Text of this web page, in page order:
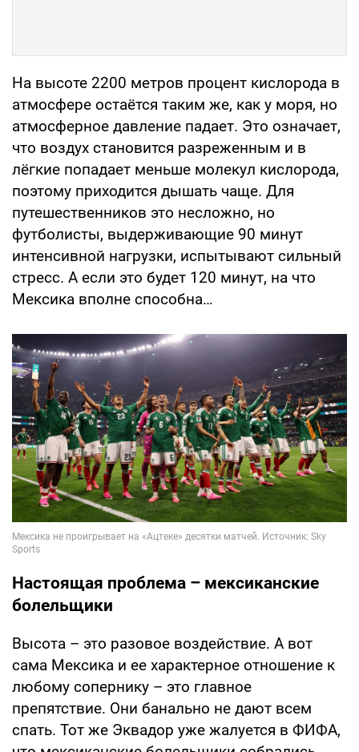
На высоте 2200 метров процент кислорода в
атмосфере остаётся таким же, как у моря, но
атмосферное давление падает. Это означает,
что воздух становится разреженным и в
лёгкие попадает меньше молекул кислорода,
поэтому приходится дышать чаще. Для
путешественников это несложно, но
футболисты, выдерживающие 90 минут
интенсивной нагрузки, испытывают сильный
стресс. А если это будет 120 минут, на что
Мексика вполне способна…
Настоящая проблема – мексиканские
болельщики
Высота – это разовое воздействие. А вот
сама Мексика и ее характерное отношение к
любому сопернику – это главное
препятствие. Они банально не дают всем
спать. Тот же Эквадор уже жалуется в ФИФА,